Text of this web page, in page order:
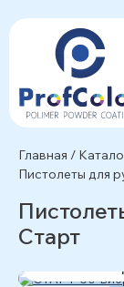
Главная /
Пистолеты для
Старт
СТАРТ-50